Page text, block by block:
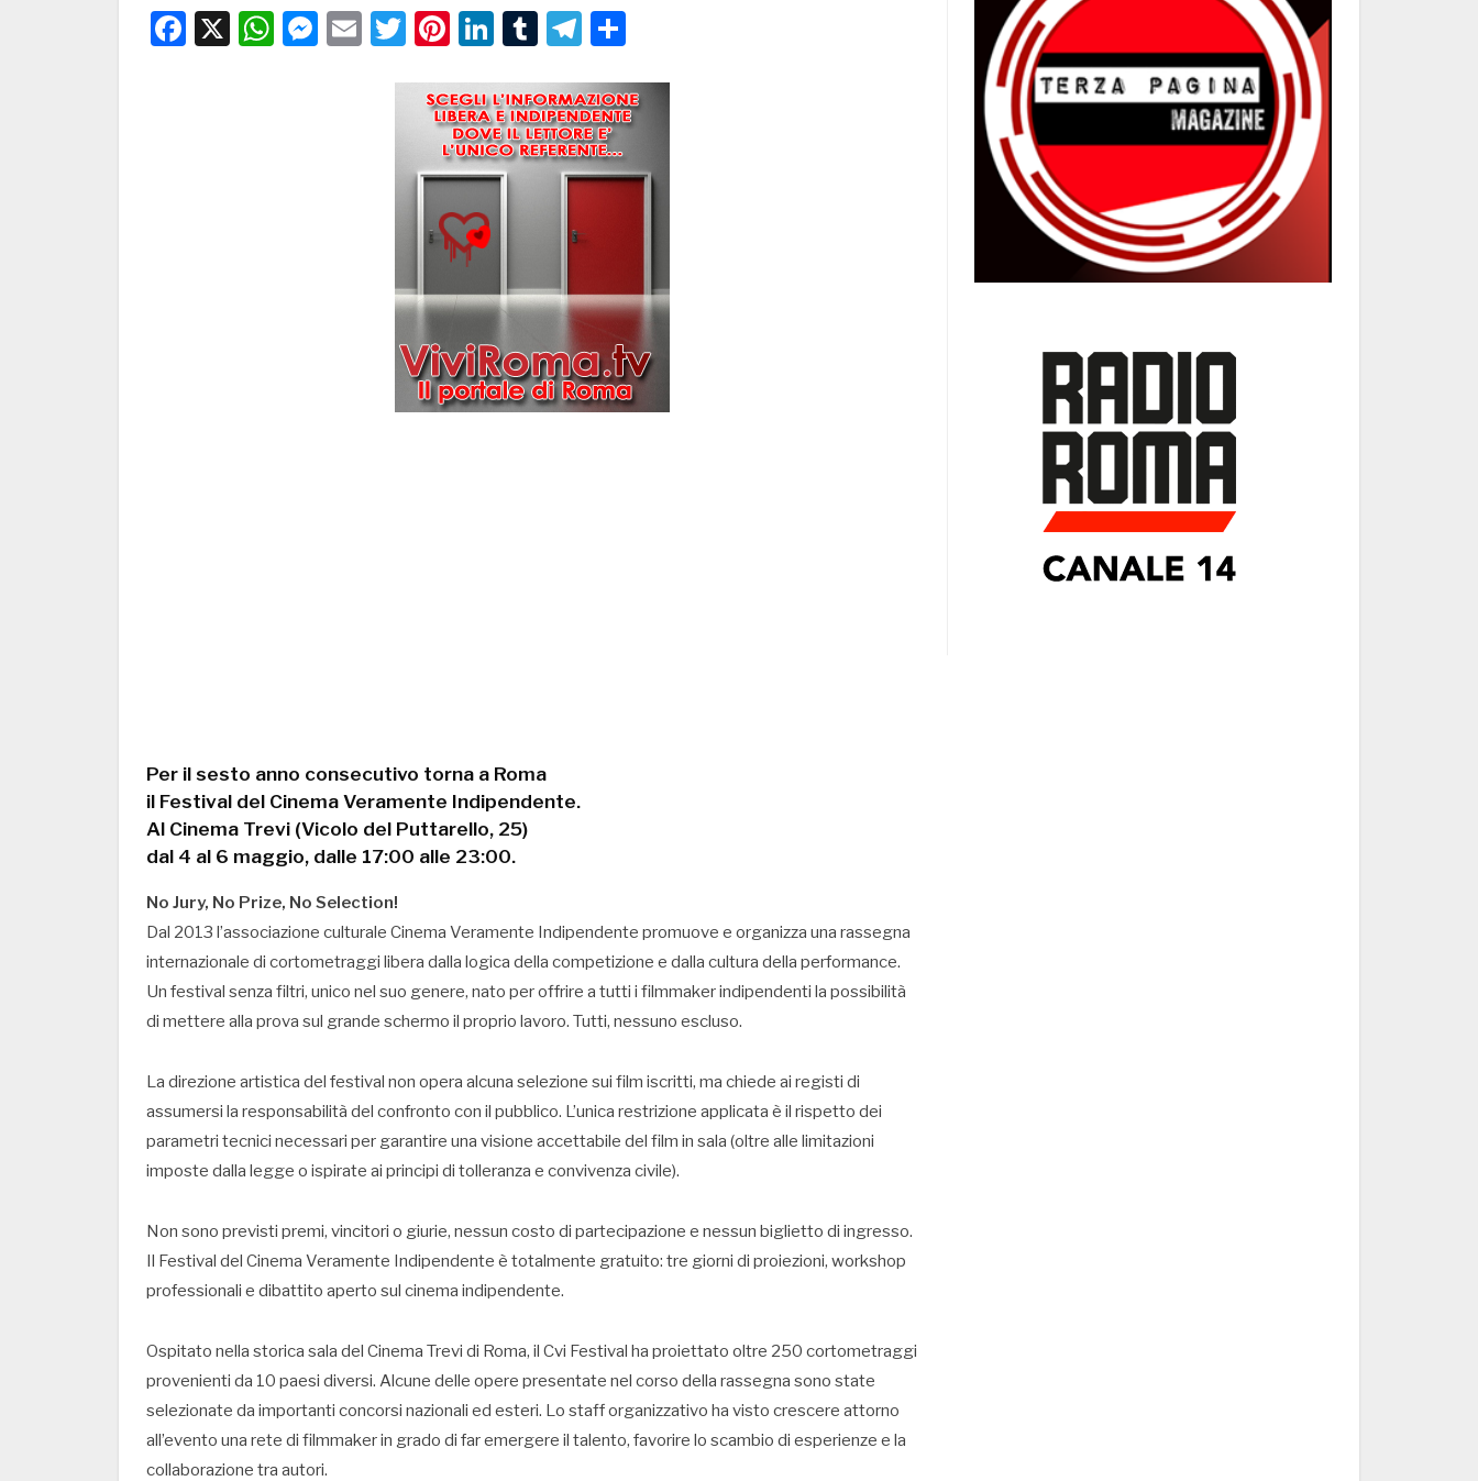
Facebook
X WhatsApp
Messenger
EmailTwitter
Pinterest
LinkedIn
TumblrTelegram
Per il sesto anno consecutivo torna a Roma
il Festival del Cinema Veramente Indipendente.
Al Cinema Trevi (Vicolo del Puttarello, 25)
dal 4 al 6 maggio, dalle 17:00 alle 23:00.
No Jury, No Prize, No Selection!
Dal 2013 l’associazione culturale Cinema Veramente Indipendente promuove e organizza una rassegna
internazionale di cortometraggi libera dalla logica della competizione e dalla cultura della performance.
Un festival senza filtri, unico nel suo genere, nato per offrire a tutti i filmmaker indipendenti la possibilità
di mettere alla prova sul grande schermo il proprio lavoro. Tutti, nessuno escluso.
La direzione artistica del festival non opera alcuna selezione sui film iscritti, ma chiede ai registi di
assumersi la responsabilità del confronto con il pubblico. L’unica restrizione applicata è il rispetto dei
parametri tecnici necessari per garantire una visione accettabile del film in sala (oltre alle limitazioni
imposte dalla legge o ispirate ai principi di tolleranza e convivenza civile).
Non sono previsti premi, vincitori o giurie, nessun costo di partecipazione e nessun biglietto di ingresso.
Il Festival del Cinema Veramente Indipendente è totalmente gratuito: tre giorni di proiezioni, workshop
professionali e dibattito aperto sul cinema indipendente.
Ospitato nella storica sala del Cinema Trevi di Roma, il Cvi Festival ha proiettato oltre 250 cortometraggi
provenienti da 10 paesi diversi. Alcune delle opere presentate nel corso della rassegna sono state
selezionate da importanti concorsi nazionali ed esteri. Lo staff organizzativo ha visto crescere attorno
all’evento una rete di filmmaker in grado di far emergere il talento, favorire lo scambio di esperienze e la
collaborazione tra autori.